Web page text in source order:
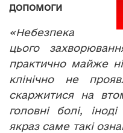
допомоги
«Небезпека
цього
практично майже
клінічно не
скаржитися на
головні болі,
якраз саме такі